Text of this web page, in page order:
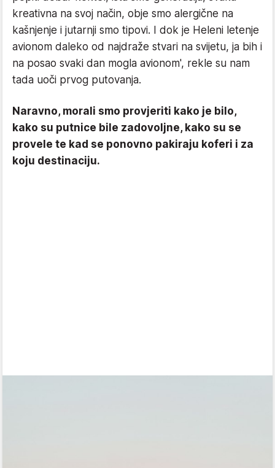
kreativna na svoj način, obje smo alergične na
kašnjenje i jutarnji smo tipovi. I dok je Heleni letenje
avionom daleko od najdraže stvari na svijetu, ja bih i
na posao svaki dan mogla avionom', rekle su nam
tada uoči prvog putovanja.
Naravno, morali smo provjeriti kako je bilo,
kako su putnice bile zadovoljne, kako su se
provele te kad se ponovno pakiraju koferi i za
koju destinaciju.